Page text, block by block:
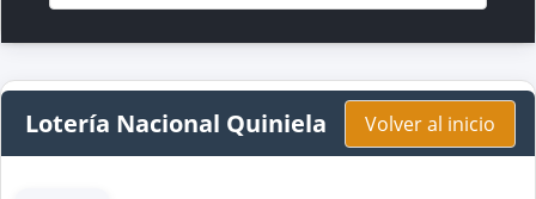
Lotería Nacional Quiniela Volver al inicio